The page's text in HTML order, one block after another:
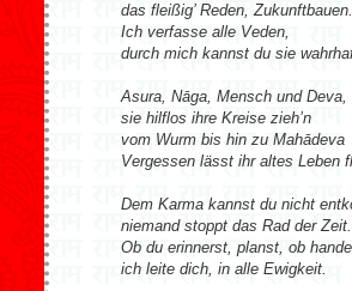
das fleißig’ Reden, Zukunftbauen.
Ich verfasse alle Veden,
durch mich kannst du sie
Asura, Nāga, Mensch und Deva,
sie hilflos ihre Kreise zieh’n
vom Wurm bis hin zu Mahādeva
Vergessen lässt ihr altes Leben
Dem Karma kannst du nicht
niemand stoppt das Rad der Zeit.
Ob du erinnerst, planst, ob
ich leite dich, in alle Ewigkeit.